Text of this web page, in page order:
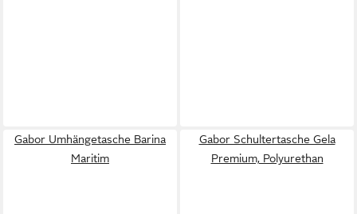
Gabor Umhängetasche Barina
Maritim
Gabor Schultertasche Gela
Premium, Polyurethan